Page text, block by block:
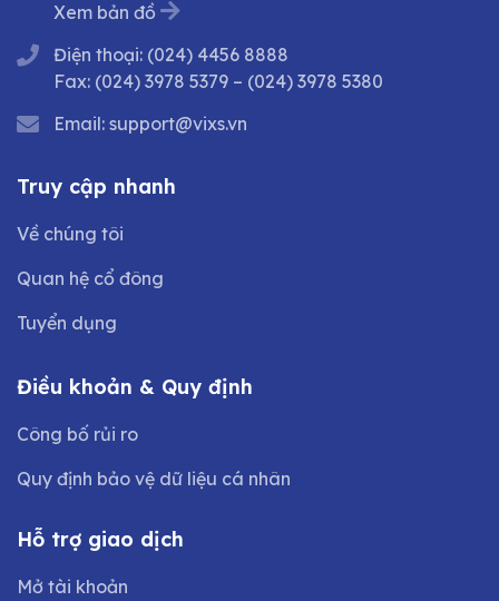
Xem bản đồ
Điện thoại: (024) 4456 8888
Fax: (024) 3978 5379 – (024) 3978 5380
Email: support@vixs.vn
Truy cập nhanh
Về chúng tôi
Quan hệ cổ đông
Tuyển dụng
Điều khoản & Quy định
Công bố rủi ro
Quy định bảo vệ dữ liệu cá nhân
Hỗ trợ giao dịch
Mở tài khoản